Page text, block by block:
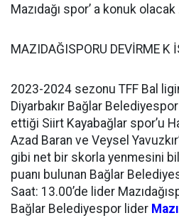
Mazıdağı spor’ a konuk olacak
MAZIDAĞISPORU DEVİRME K
2023-2024 sezonu TFF Bal
Diyarbakır Bağlar
ettiği Siirt Kayabağlar spor’u
Azad Baran ve Veysel
gibi net bir skorla yenmesini
puanı bulunan Bağlar
Saat: 13.00’de lider
Bağlar Belediyespor lider